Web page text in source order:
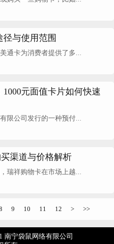
与使用范围
通卡为消费者提供了多...
元面值卡片如何快速
限公司发行的一种预付...
渠道与价格解析
瑞祥购物卡在市场上越...
9 10 11 12 > >>
南宁袋鼠网络有限公司